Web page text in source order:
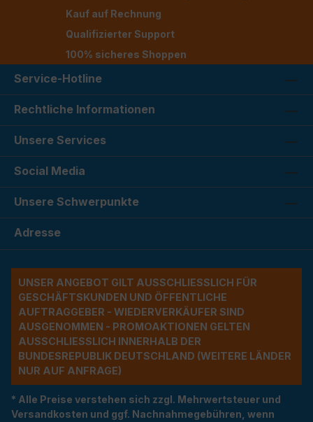
Kauf auf Rechnung
Qualifizierter Support
100% sicheres Shoppen
Service-Hotline
Rechtliche Informationen
Unsere Services
Social Media
Unsere Schwerpunkte
Adresse
UNSER ANGEBOT GILT AUSSCHLIESSLICH FÜR G
ESCHÄFTSKUNDEN UND ÖFFENTLICHE A
UFTRAGGEBER - WIEDERVERKÄUFER SIND A
USGENOMMEN - PROMOAKTIONEN GELTEN A
USSCHLIESSLICH INNERHALB DER BU
NDESREPUBLIK DEUTSCHLAND (WEITERE LÄNDER NU
R AUF ANFRAGE)
* Alle Preise verstehen sich zzgl. Mehrwertsteuer und
Versandkosten und ggf. Nachnahmegebühren, wenn